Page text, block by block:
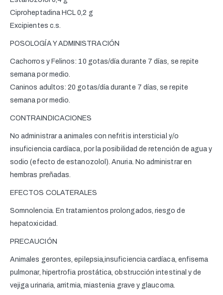
Ciproheptadina HCL 0,2 g
Excipientes c.s.
POSOLOGÍA Y ADMINISTRACIÓN
Cachorros y Felinos: 10 gotas/día durante 7 días, se repite
semana por medio.
Caninos adultos: 20 gotas/día durante 7 días, se repite
semana por medio.
CONTRAINDICACIONES
No administrar a animales con nefritis intersticial y/o
insuficiencia cardíaca, por la posibilidad de retención de agua y
sodio (efecto de estanozolol). Anuria. No administrar en
hembras preñadas.
EFECTOS COLATERALES
Somnolencia. En tratamientos prolongados, riesgo de
hepatoxicidad.
PRECAUCIÓN
Animales gerontes, epilepsia,insuficiencia cardíaca, enfisema
pulmonar, hipertrofia prostática, obstrucción intestinal y de
vejiga urinaria, arritmia, miastenia grave y glaucoma.